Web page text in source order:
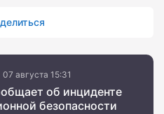
07 августа 15:31
об инциденте
безопасности